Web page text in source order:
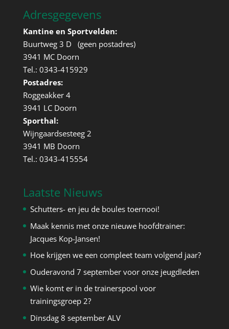
Adresgegevens
Kantine en Sportvelden:
Buurtweg 3 D (geen postadres)
3941 MC Doorn
Tel.: 0343-415929
Postadres:
Roggeakker 4
3941 LC Doorn
Sporthal:
Wijngaardsesteeg 2
3941 MB Doorn
Tel.: 0343-415554
Laatste Nieuws
Schutters- en jeu de boules toernooi!
Maak kennis met onze nieuwe hoofdtrainer:
Jacques Kop-Jansen!
Hoe krijgen we een compleet team volgend jaar?
Ouderavond 7 september voor onze jeugdleden
Wie komt er in de trainerspool voor
trainingsgroep 2?
Dinsdag 8 september ALV